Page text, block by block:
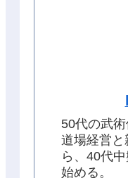
50代の武術
道場経営と
ら、40代
始める。